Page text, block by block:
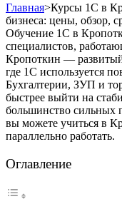
Главная>Курсы 1С в
бизнеса: цены, обзор,
Обучение 1С в
специалистов,
Кропоткин —
где 1С используется
Бухгалтерии, ЗУП и
быстрее выйти на
большинство сильных
вы можете учиться в
параллельно работать.
Оглавление